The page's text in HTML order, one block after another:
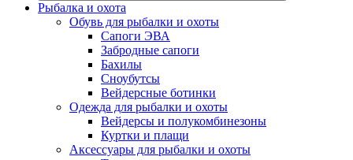
Рыбалка и охота
Обувь для рыбалки и охоты
Сапоги ЭВА
Забродные сапоги
Бахилы
Сноубутсы
Вейдерсные ботинки
Одежда для рыбалки и охоты
Вейдерсы и полукомбинезоны
Куртки и плащи
Аксессуары для рыбалки и охоты